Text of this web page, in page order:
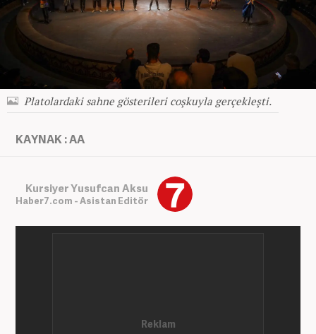
Platolardaki sahne gösterileri coşkuyla gerçekleşti.
KAYNAK : AA
Kursiyer Yusufcan Aksu
Haber7.com - Asistan Editör